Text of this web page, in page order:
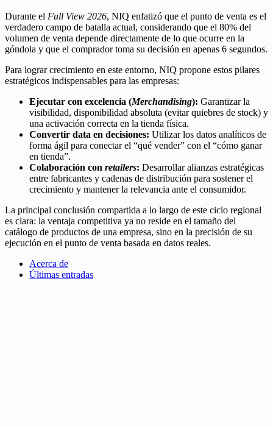
Durante el Full View 2026, NIQ enfatizó que el punto de venta es el
verdadero campo de batalla actual, considerando que el 80% del
volumen de venta depende directamente de lo que ocurre en la
góndola y que el comprador toma su decisión en apenas 6 segundos.
Para lograr crecimiento en este entorno, NIQ propone estos pilares
estratégicos indispensables para las empresas:
Ejecutar con excelencia (Merchandising): Garantizar la
visibilidad, disponibilidad absoluta (evitar quiebres de stock) y
una activación correcta en la tienda física.
Convertir data en decisiones: Utilizar los datos analíticos de
forma ágil para conectar el “qué vender” con el “cómo ganar
en tienda”.
Colaboración con retailers: Desarrollar alianzas estratégicas
entre fabricantes y cadenas de distribución para sostener el
crecimiento y mantener la relevancia ante el consumidor.
La principal conclusión compartida a lo largo de este ciclo regional
es clara: la ventaja competitiva ya no reside en el tamaño del
catálogo de productos de una empresa, sino en la precisión de su
ejecución en el punto de venta basada en datos reales.
Acerca de
Últimas entradas